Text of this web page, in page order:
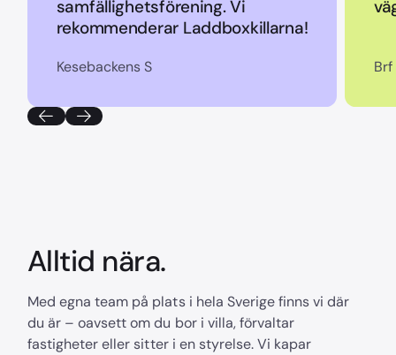
samfällighetsförening. Vi
rekommenderar Laddboxkillarna!
Kesebackens S Brf
Alltid nära.
Med egna team på plats i hela Sverige finns vi där
du är – oavsett om du bor i villa, förvaltar
fastigheter eller sitter i en styrelse. Vi kapar